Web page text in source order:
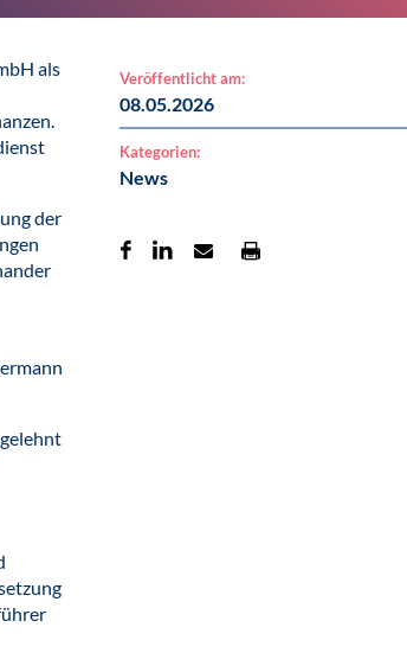
als
der
Veröffentlicht am:
08.05.2026
Kategorien:
News